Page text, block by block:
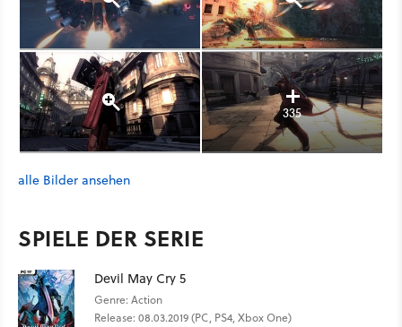
335
alle Bilder ansehen
SPIELE DER SERIE
Devil May Cry 5
Genre: Action
Release: 08.03.2019 (PC, PS4, Xbox One)